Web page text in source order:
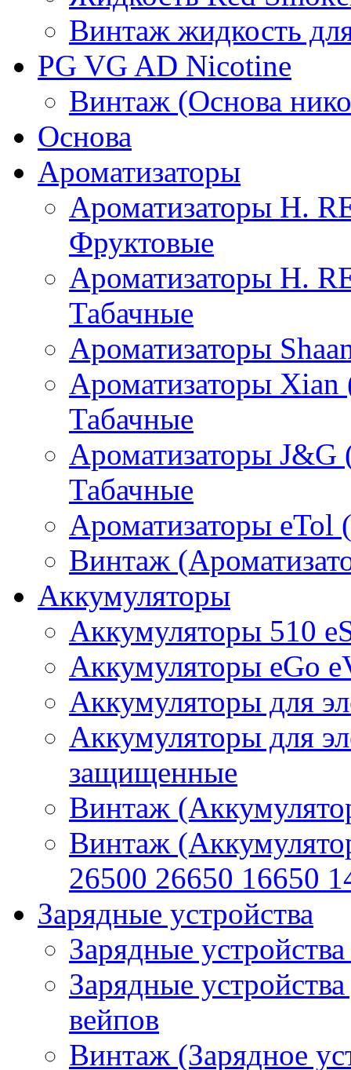
Винтаж жидкость
PG VG AD Nicotine
Винтаж (Основа
Основа
Ароматизаторы
Ароматизаторы H.
Фруктовые
Ароматизаторы H.
Табачные
Ароматизаторы
Ароматизаторы
Табачные
Ароматизаторы
Табачные
Ароматизаторы eTol
Винтаж
Аккумуляторы
Аккумуляторы 510
Аккумуляторы eGo
Аккумуляторы для
Аккумуляторы для
защищенные
Винтаж
Винтаж
26500 26650 16650
Зарядные устройства
Зарядные
Зарядные
вейпов
Винтаж (Зарядное